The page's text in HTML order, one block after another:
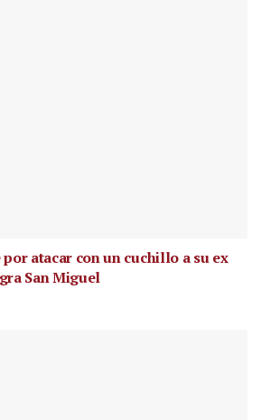
atacar con un cuchillo a su ex
San Miguel